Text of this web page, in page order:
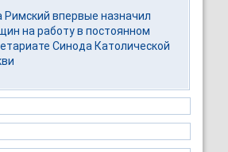
Римский впервые назначил
на работу в постоянном
Синода Католической